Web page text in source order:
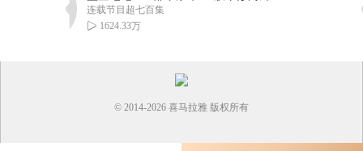
连载节目超七百集
1624.33万
© 2014-2026 喜马拉雅 版权所有